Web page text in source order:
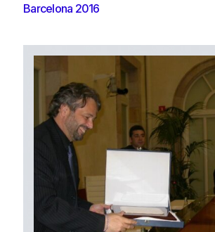
Barcelona 2016